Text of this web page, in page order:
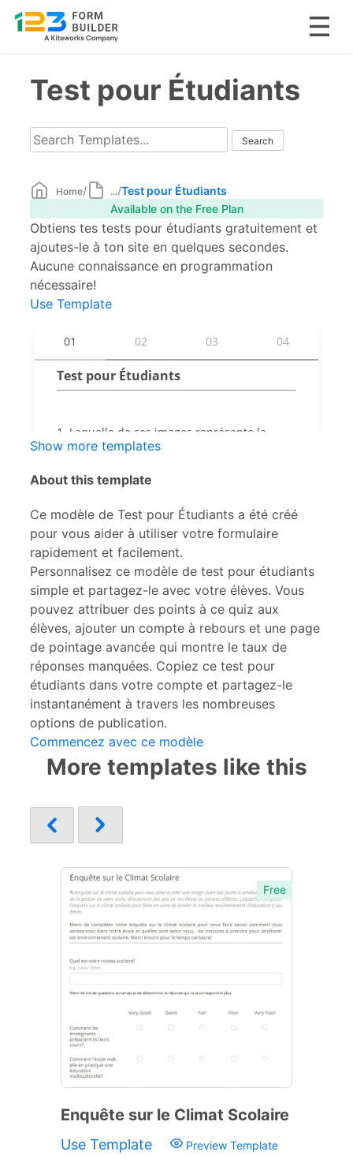
contentTest pour Étudiants
Home/ .../Test pour Étudiants
Available on the Free Plan
Obtiens tes tests pour étudiants gratuitement et
ajoutes-le à ton site en quelques secondes.
Aucune connaissance en programmation
nécessaire!
Use Template
Show more templates
About this template
Ce modèle de Test pour Étudiants a été créé
pour vous aider à utiliser votre formulaire
rapidement et facilement.
Personnalisez ce modèle de test pour étudiants
simple et partagez-le avec votre élèves. Vous
pouvez attribuer des points à ce quiz aux
élèves, ajouter un compte à rebours et une page
de pointage avancée qui montre le taux de
réponses manquées. Copiez ce test pour
étudiants dans votre compte et partagez-le
instantanément à travers les nombreuses
options de publication.
Commencez avec ce modèle
More templates like this
Free
Enquête sur le Climat Scolaire
Use Template Preview Template